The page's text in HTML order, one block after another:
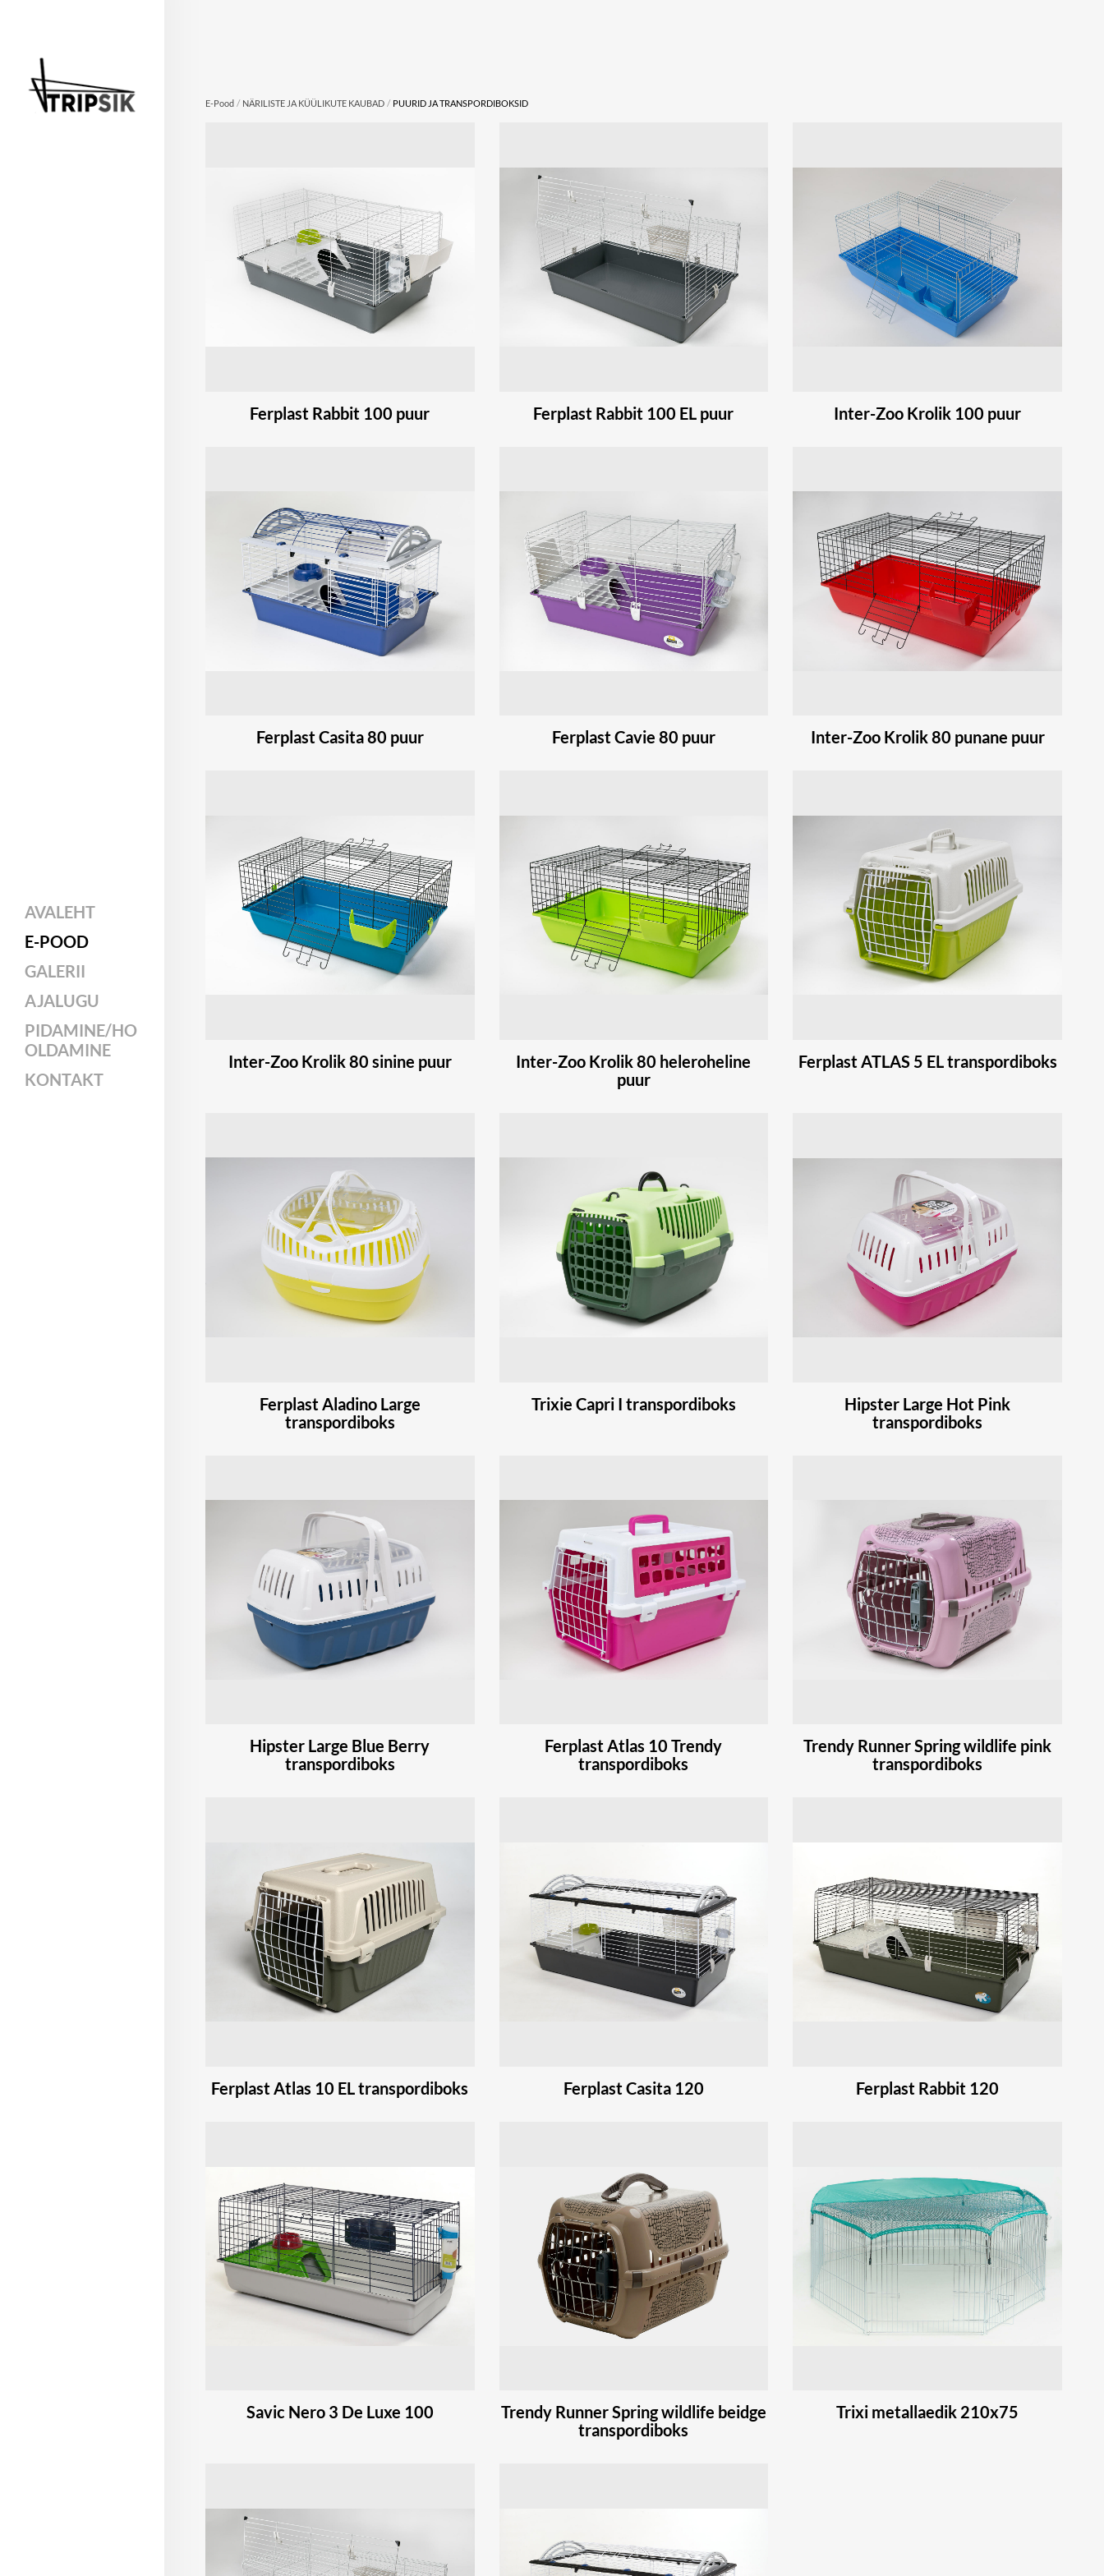
AVALEHT
E-POOD
GALERII
AJALUGU
PIDAMINE/HO
OLDAMINE
KONTAKT
E-Pood / NÄRILISTE JA KÜÜLIKUTE KAUBAD / PUURID JA TRANSPORDIBOKSID
Ferplast Rabbit 100 puur Ferplast Rabbit 100 EL puur Inter-Zoo Krolik 100 puur
Ferplast Casita 80 puur Ferplast Cavie 80 puur Inter-Zoo Krolik 80 punane puur
Inter-Zoo Krolik 80 sinine puur
Inter-Zoo Krolik 80 heleroheline
puur
Ferplast ATLAS 5 EL transpordiboks
Ferplast Aladino Large
transpordiboks
Trixie Capri I transpordiboks
Hipster Large Hot Pink
transpordiboks
Hipster Large Blue Berry
transpordiboks
Ferplast Atlas 10 Trendy
transpordiboks
Trendy Runner Spring wildlife pink
transpordiboks
Ferplast Atlas 10 EL transpordiboks Ferplast Casita 120 Ferplast Rabbit 120
Savic Nero 3 De Luxe 100
Trendy Runner Spring wildlife beidge
transpordiboks
Trixi metallaedik 210x75